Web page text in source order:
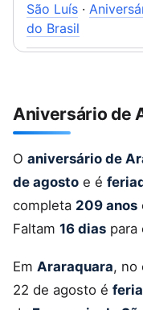
São Luís ·
do Brasil
Aniversário de
O aniversário de
de agosto e é
completa 209 anos
Faltam 16 dias para
Em Araraquara, no
22 de agosto é